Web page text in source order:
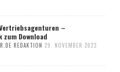
–
Download
REDAKTION 29. NOVEMBER 2023